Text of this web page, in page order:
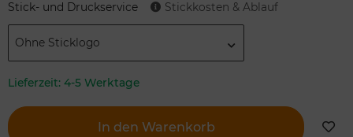
Stick- und Druckservice Stickkosten & Ablauf
Ohne Sticklogo
Lieferzeit: 4-5 Werktage
In den Warenkorb